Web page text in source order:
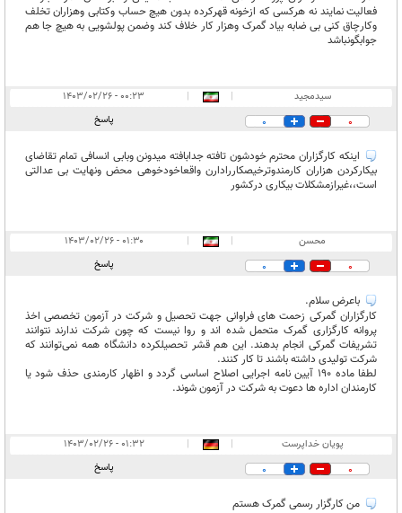
فعالیت نمایند نه هرکسی که ازخونه قهرکرده بدون هیچ حساب وکتابی وهزاران تخلف
وکارچاق کنی بی ضابه بیاد گمرک وهزار کار خلاف کند وضمن پولشویی به هیچ جا هم
جوابگونباشد
سیدمجید |
|
۰۰:۲۳ - ۱۴۰۳/۰۲/۲۶
0
0 پاسخ
اینکه کارگزاران محترم خودشون تافته جدابافته میدونن وبابی انسافی تمام تقاضای
بیکارکردن هزاران کارمندوترخیصکاررادارن واقعاخودخوهی محض ونهایت بی عدالتی
است،،غیرازمشکلات بیکاری درکشور
محسن |
|
۰۱:۳۰ - ۱۴۰۳/۰۲/۲۶
0
0 پاسخ
باعرض سلام.
کارگزاران گمرکی زحمت های فراوانی جهت تحصیل و شرکت در آزمون تخصصی اخذ
پروانه کارگزاری گمرک متحمل شده اند و روا نیست که چون شرکت ندارند نتوانند
تشریفات گمرکی انجام بدهند. این هم قشر تحصیلکرده دانشگاه همه نمی‌توانند که
شرکت تولیدی داشته باشند تا کار کنند.
لطفا ماده 190 آیین نامه اجرایی اصلاح اساسی گردد و اظهار کارمندی حذف شود یا
کارمندان اداره ها دعوت به شرکت در آزمون شوند.
پویان خداپرست |
|
۰۱:۳۲ - ۱۴۰۳/۰۲/۲۶
0
0 پاسخ
من کارگزار رسمی گمرک هستم